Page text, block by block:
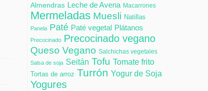
Almendras Leche de Avena Macarrones
Mermeladas Muesli Natillas
Panela Paté Paté vegetal Plátanos
Precocinado Precocinado vegano
Queso Vegano Salchichas vegetales
Salsa de soja Seitán Tofu Tomate frito
Tortas de arroz Turrón Yogur de Soja
Yogures